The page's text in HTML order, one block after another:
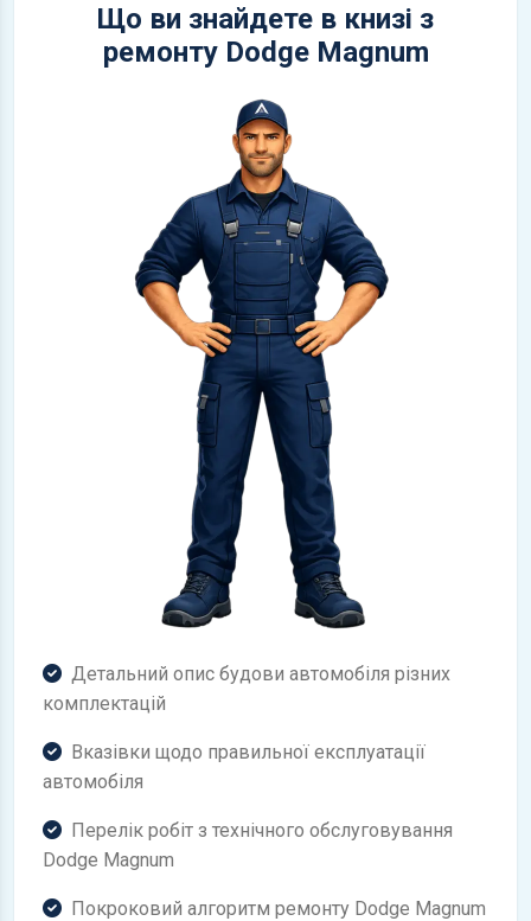
Що ви знайдете в книзі з
ремонту Dodge Magnum
Детальний опис будови автомобіля різних
комплектацій
Вказівки щодо правильної експлуатації
автомобіля
Перелік робіт з технічного обслуговування
Dodge Magnum
Покроковий алгоритм ремонту Dodge Magnum